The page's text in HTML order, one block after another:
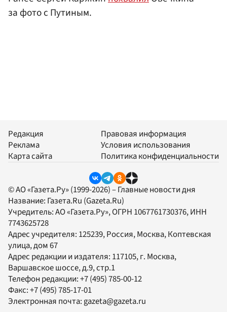
за фото с Путиным.
Редакция
Реклама
Карта сайта
Правовая информация
Условия использования
Политика конфиденциальности
© АО «Газета.Ру» (1999-2026) – Главные новости дня
Название: Газета.Ru (Gazeta.Ru)
Учредитель:АО «Газета.Ру», ОГРН 1067761730376, ИНН
7743625728
Адрес учредителя: 125239, Россия, Москва, Коптевская
улица, дом 67
Адрес редакции и издателя: 117105, г. Москва,
Варшавское шоссе, д.9, стр.1
Телефон редакции:+7 (495) 785-00-12
Факс:+7 (495) 785-17-01
Электронная почта:gazeta@gazeta.ru